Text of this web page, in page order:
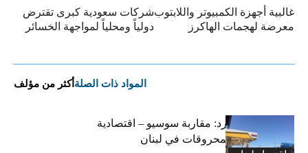
شركات سعودية كبرى تقترض
دولياً ومحلياً لمواجهة الخسائر
غالبية أجهزة الكمبيوتر واللابتوب
معرضة لهجمات الهاكرز
المواد ذات الصلة أكثر من مؤلف
التضخم المستورد: مقاربة سوسيو – اقتصادية
لارتفاع أسعار المحروقات في لبنان